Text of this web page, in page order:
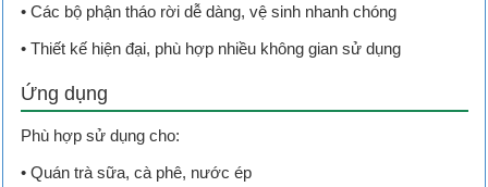
• Các bộ phận tháo rời dễ dàng, vệ sinh nhanh chóng
• Thiết kế hiện đại, phù hợp nhiều không gian sử dụng
Ứng dụng
Phù hợp sử dụng cho:
• Quán trà sữa, cà phê, nước ép